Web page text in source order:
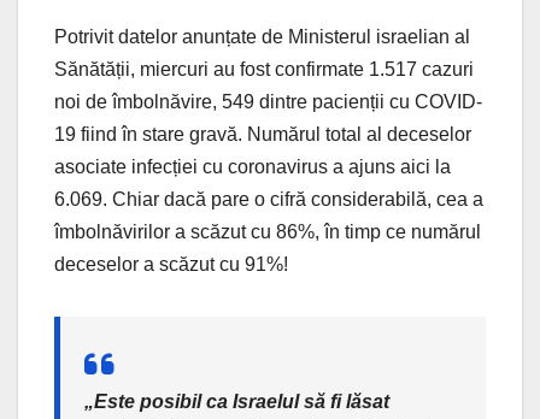
Potrivit datelor anunțate de Ministerul israelian al
Sănătății, miercuri au fost confirmate 1.517 cazuri
noi de îmbolnăvire, 549 dintre pacienții cu COVID-
19 fiind în stare gravă. Numărul total al deceselor
asociate infecției cu coronavirus a ajuns aici la
6.069. Chiar dacă pare o cifră considerabilă, cea a
îmbolnăvirilor a scăzut cu 86%, în timp ce numărul
deceselor a scăzut cu 91%!
„Este posibil ca Israelul să fi lăsat